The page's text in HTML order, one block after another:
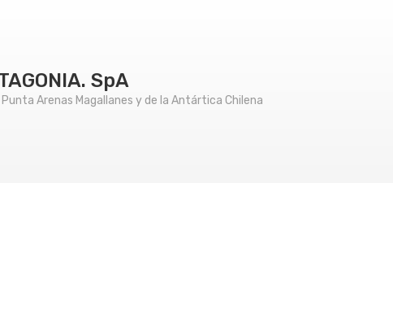
SpA
Punta Arenas Magallanes y de la Antártica Chilena